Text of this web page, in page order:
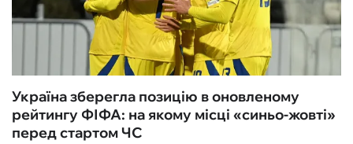
Україна зберегла позицію в оновленому
рейтингу ФІФА: на якому місці «синьо-жовті»
перед стартом ЧС